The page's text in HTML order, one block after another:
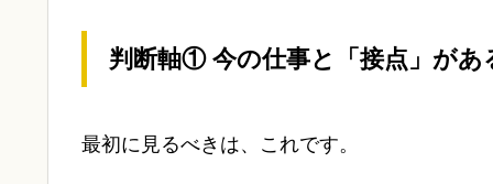
判断軸①今の仕事と「接点」があ
最初に見るべきは、これです。